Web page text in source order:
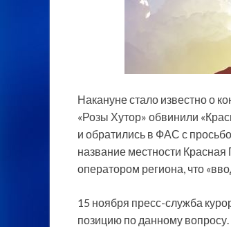
Накануне стало известно о
«Розы Хутор» обвинили
и обратились в ФАС с
название местности
оператором региона, что
15 ноября пресс-служба
позицию по данному вопросу.